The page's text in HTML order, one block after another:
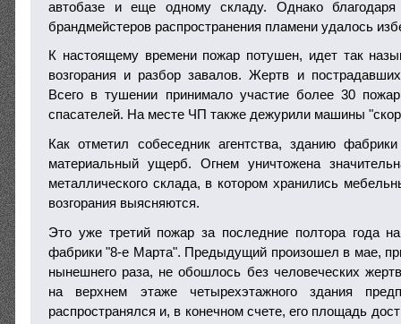
автобазе и еще одному складу. Однако
брандмейстеров распространения пламени удалось
К настоящему времени пожар потушен, идет так
возгорания и разбор завалов. Жертв и
Всего в тушении принимало участие более 30
спасателей. На месте ЧП также дежурили машины
Как отметил собеседник агентства, зданию
материальный ущерб. Огнем уничтожена
металлического склада, в котором хранились
возгорания выясняются.
Это уже третий пожар за последние полтора года
фабрики "8-е Марта". Предыдущий произошел в мае,
нынешнего раза, не обошлось без человеческих
на верхнем этаже четырехэтажного здания
распространялся и, в конечном счете, его площадь